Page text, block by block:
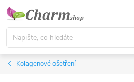
Přejít
obsah
Kolagenové ošetření